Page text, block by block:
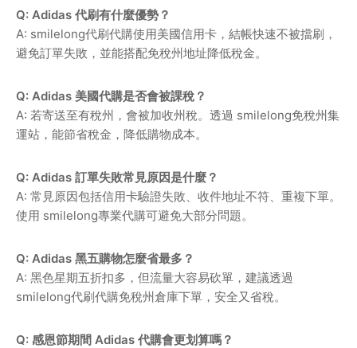
Q: Adidas 代刷有什麼優勢？
A: smilelong代刷代購使用美國信用卡，結帳快速不被擋刷，
避免訂單失敗，並能搭配免稅州地址降低稅金。
Q: Adidas 美國代購是否會被課稅？
A: 若寄送至有稅州，會被加收州稅。透過 smilelong免稅州集
運站，能節省稅金，降低購物成本。
Q: Adidas 訂單失敗常見原因是什麼？
A: 常見原因包括信用卡驗證失敗、收件地址不符、重複下單。
使用 smilelong專業代購可避免大部分問題。
Q: Adidas 黑五購物怎麼省最多？
A: 黑色星期五折扣多，但流量大容易砍單，建議透過
smilelong代刷代購免稅州倉庫下單，安全又省稅。
Q: 感恩節期間 Adidas 代購會更划算嗎？